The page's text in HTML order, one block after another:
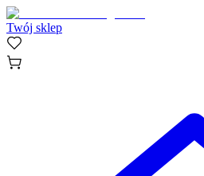
Twój sklep